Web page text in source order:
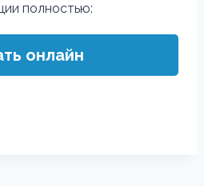
полностью:
онлайн